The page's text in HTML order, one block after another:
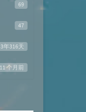
69
47
3年316天
11 个月前